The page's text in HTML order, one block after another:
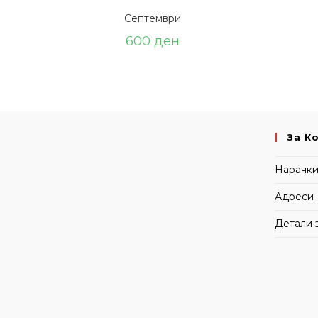
Септември
600 ден
За
Нарачки
Адреси
Детали